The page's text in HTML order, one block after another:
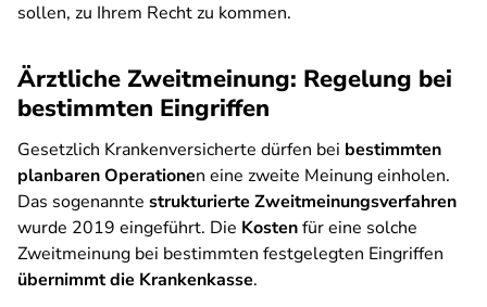
sollen, zu Ihrem Recht zu kommen.
Ärztliche Zweitmeinung: Regelung bei
bestimmten Eingriffen
Gesetzlich Krankenversicherte dürfen bei bestimmten
planbaren Operationen eine zweite Meinung einholen.
Das sogenannte strukturierte Zweitmeinungsverfahren
wurde 2019 eingeführt. Die Kostenfür eine solche
Zweitmeinung bei bestimmten festgelegten Eingriffen
übernimmt die Krankenkasse.